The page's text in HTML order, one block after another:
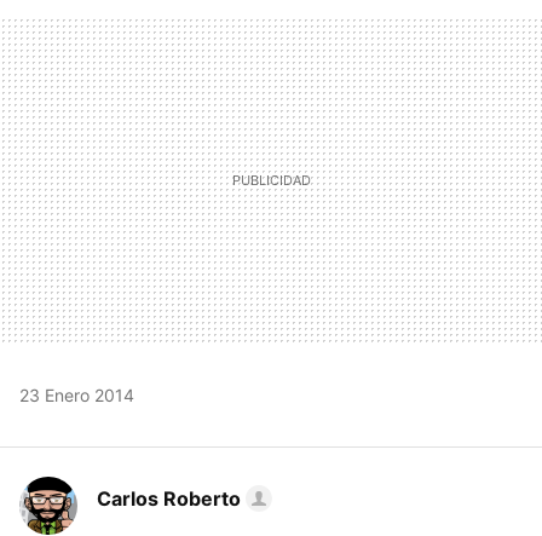
MAIL
23 Enero 2014
Carlos Roberto